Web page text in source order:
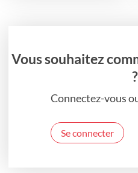
Vous souhaitez
?
Connectez-vous
Se connecter